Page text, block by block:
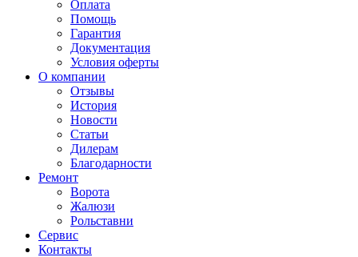
Оплата
Помощь
Гарантия
Документация
Условия оферты
О компании
Отзывы
История
Новости
Статьи
Дилерам
Благодарности
Ремонт
Ворота
Жалюзи
Рольставни
Сервис
Контакты